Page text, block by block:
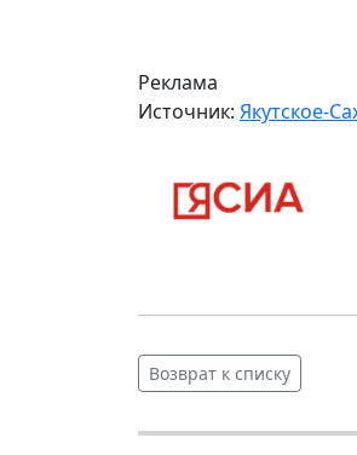
Реклама
Источник: Якутское-
Возврат к списку